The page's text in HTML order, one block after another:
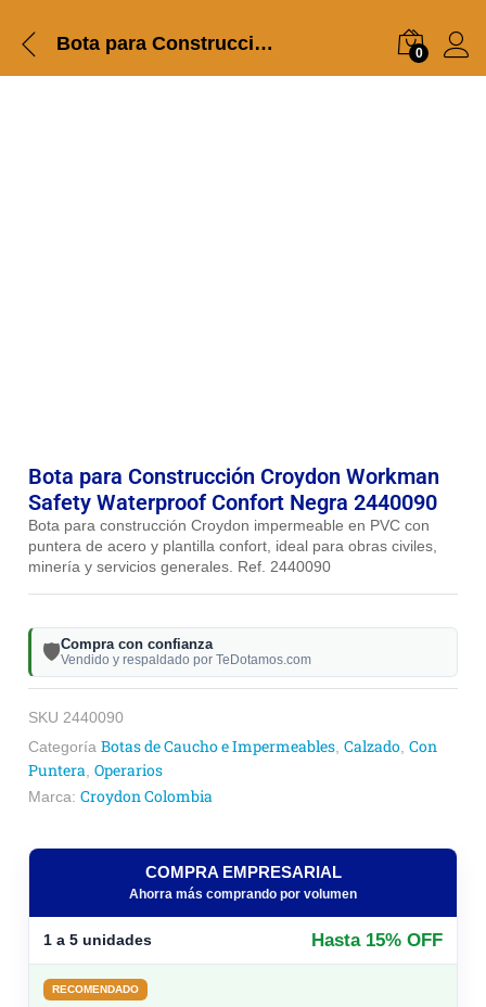
Bota para Construcción Croydon Workman Safety Waterproof Confort Negra 2440090 0
Bota para Construcción Croydon Workman
Safety Waterproof Confort Negra 2440090
Bota para construcción Croydon impermeable en PVC con
puntera de acero y plantilla confort, ideal para obras civiles,
minería y servicios generales. Ref. 2440090
🛡️Compra con confianza
Vendido y respaldado por TeDotamos.com
SKU 2440090
Categoría Botas de Caucho e Impermeables Calzado Con
Puntera Operarios
Marca: Croydon Colombia
COMPRA EMPRESARIAL
Ahorra más comprando por volumen
1 a 5 unidades Hasta 15% OFF
RECOMENDADO